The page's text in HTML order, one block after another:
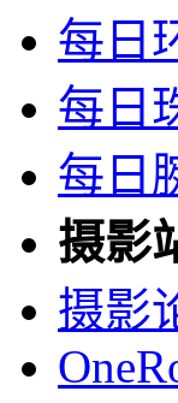
每日
每日
每日
摄影
摄影